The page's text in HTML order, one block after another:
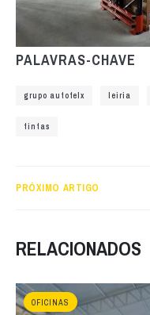
PALAVRAS-CHAVE
grupo autofelx leiria
tintas
PRÓXIMO ARTIGO
RELACIONADOS
OFICINAS